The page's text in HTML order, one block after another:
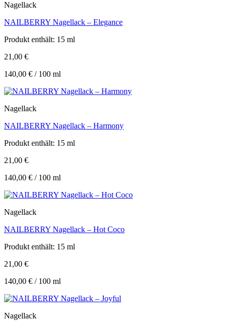
Nagellack
NAILBERRY Nagellack – Elegance
Produkt enthält: 15 ml
21,00 €
140,00 € / 100 ml
Nagellack
NAILBERRY Nagellack – Harmony
Produkt enthält: 15 ml
21,00 €
140,00 € / 100 ml
Nagellack
NAILBERRY Nagellack – Hot Coco
Produkt enthält: 15 ml
21,00 €
140,00 € / 100 ml
Nagellack